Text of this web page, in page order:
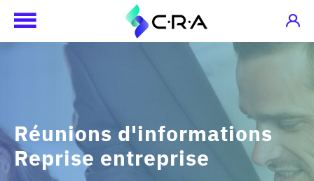
Réunions d'informations
Reprise entreprise